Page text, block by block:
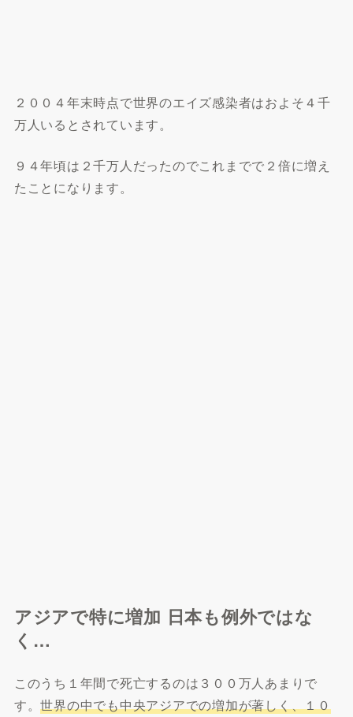
２００４年末時点で世界のエイズ感染者はおよそ４千
万人いるとされています。
９４年頃は２千万人だったのでこれまでで２倍に増え
たことになります。
アジアで特に増加 日本も例外ではな
く…
このうち１年間で死亡するのは３００万人あまりで
す。世界の中でも中央アジアでの増加が著しく、１０